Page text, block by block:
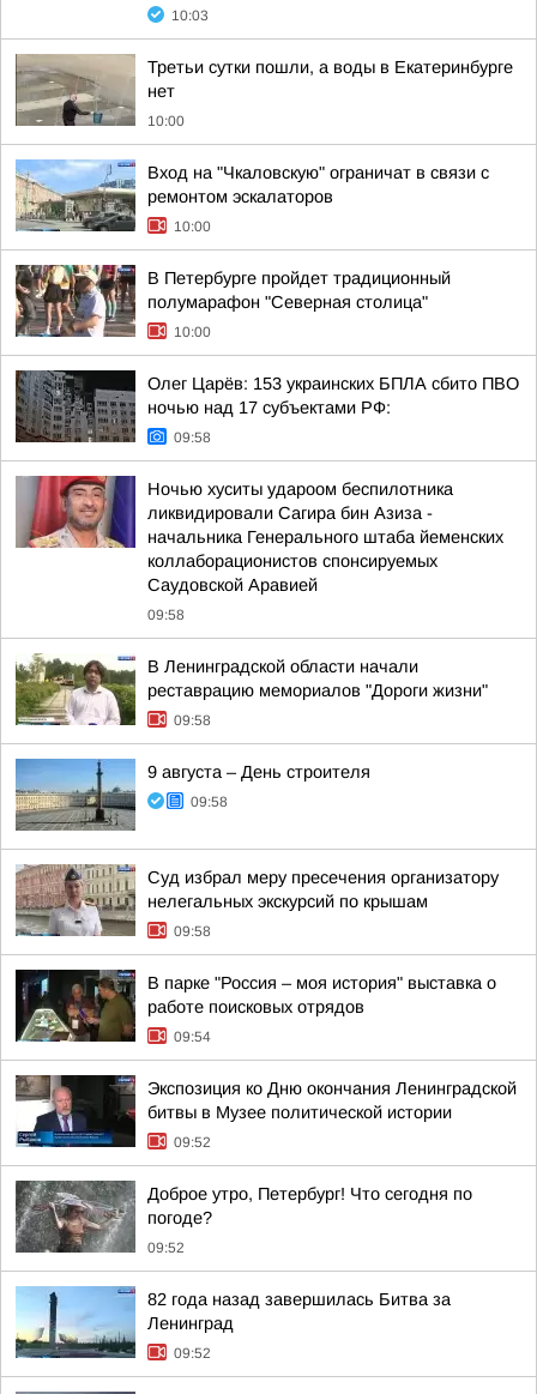
10:03
Третьи сутки пошли, а воды в Екатеринбурге
нет
10:00
Вход на "Чкаловскую" ограничат в связи с
ремонтом эскалаторов
10:00
В Петербурге пройдет традиционный
полумарафон "Северная столица"
10:00
Олег Царёв: 153 украинских БПЛА сбито ПВО
ночью над 17 субъектами РФ:
09:58
Ночью хуситы удароом беспилотника
ликвидировали Сагира бин Азиза -
начальника Генерального штаба йеменских
коллаборационистов спонсируемых
Саудовской Аравией
09:58
В Ленинградской области начали
реставрацию мемориалов "Дороги жизни"
09:58
9 августа – День строителя
09:58
Суд избрал меру пресечения организатору
нелегальных экскурсий по крышам
09:58
В парке "Россия – моя история" выставка о
работе поисковых отрядов
09:54
Экспозиция ко Дню окончания Ленинградской
битвы в Музее политической истории
09:52
Доброе утро, Петербург! Что сегодня по
погоде?
09:52
82 года назад завершилась Битва за
Ленинград
09:52